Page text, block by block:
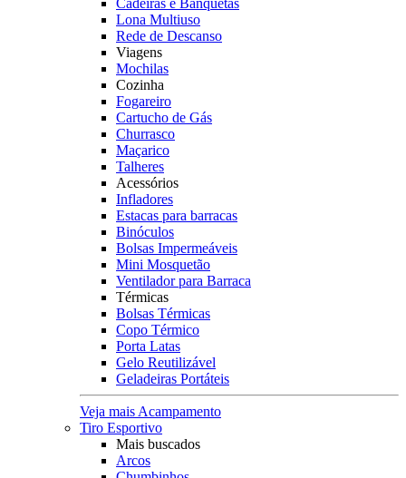
Cadeiras e Banquetas
Lona Multiuso
Rede de Descanso
Viagens
Mochilas
Cozinha
Fogareiro
Cartucho de Gás
Churrasco
Maçarico
Talheres
Acessórios
Infladores
Estacas para barracas
Binóculos
Bolsas Impermeáveis
Mini Mosquetão
Ventilador para Barraca
Térmicas
Bolsas Térmicas
Copo Térmico
Porta Latas
Gelo Reutilizável
Geladeiras Portáteis
Veja mais Acampamento
Tiro Esportivo
Mais buscados
Arcos